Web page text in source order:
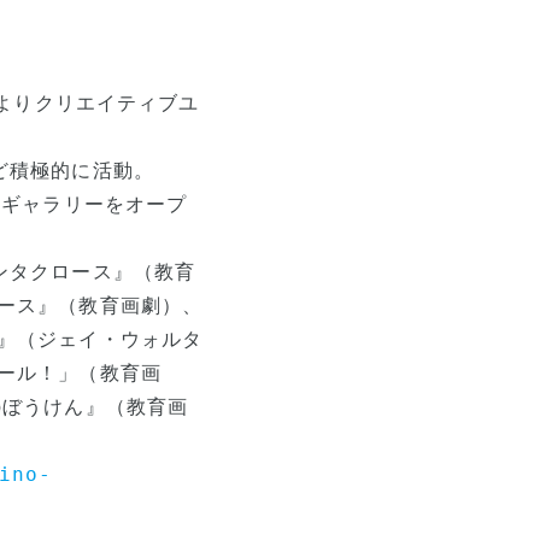
クリエイティブユ
極的に活動。
ャラリーをオープ
タクロース』（教育
ス』（教育画劇）、
（ジェイ・ウォルタ
ル！」（教育画
うけん』（教育画